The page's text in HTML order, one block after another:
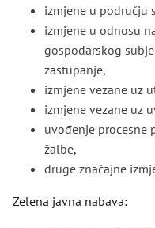
izmjene u području
izmjene u odnosu
gospodarskog
zastupanje,
izmjene vezane uz
izmjene vezane uz
uvođenje procesne
žalbe,
druge značajne
Zelena javna nabava: